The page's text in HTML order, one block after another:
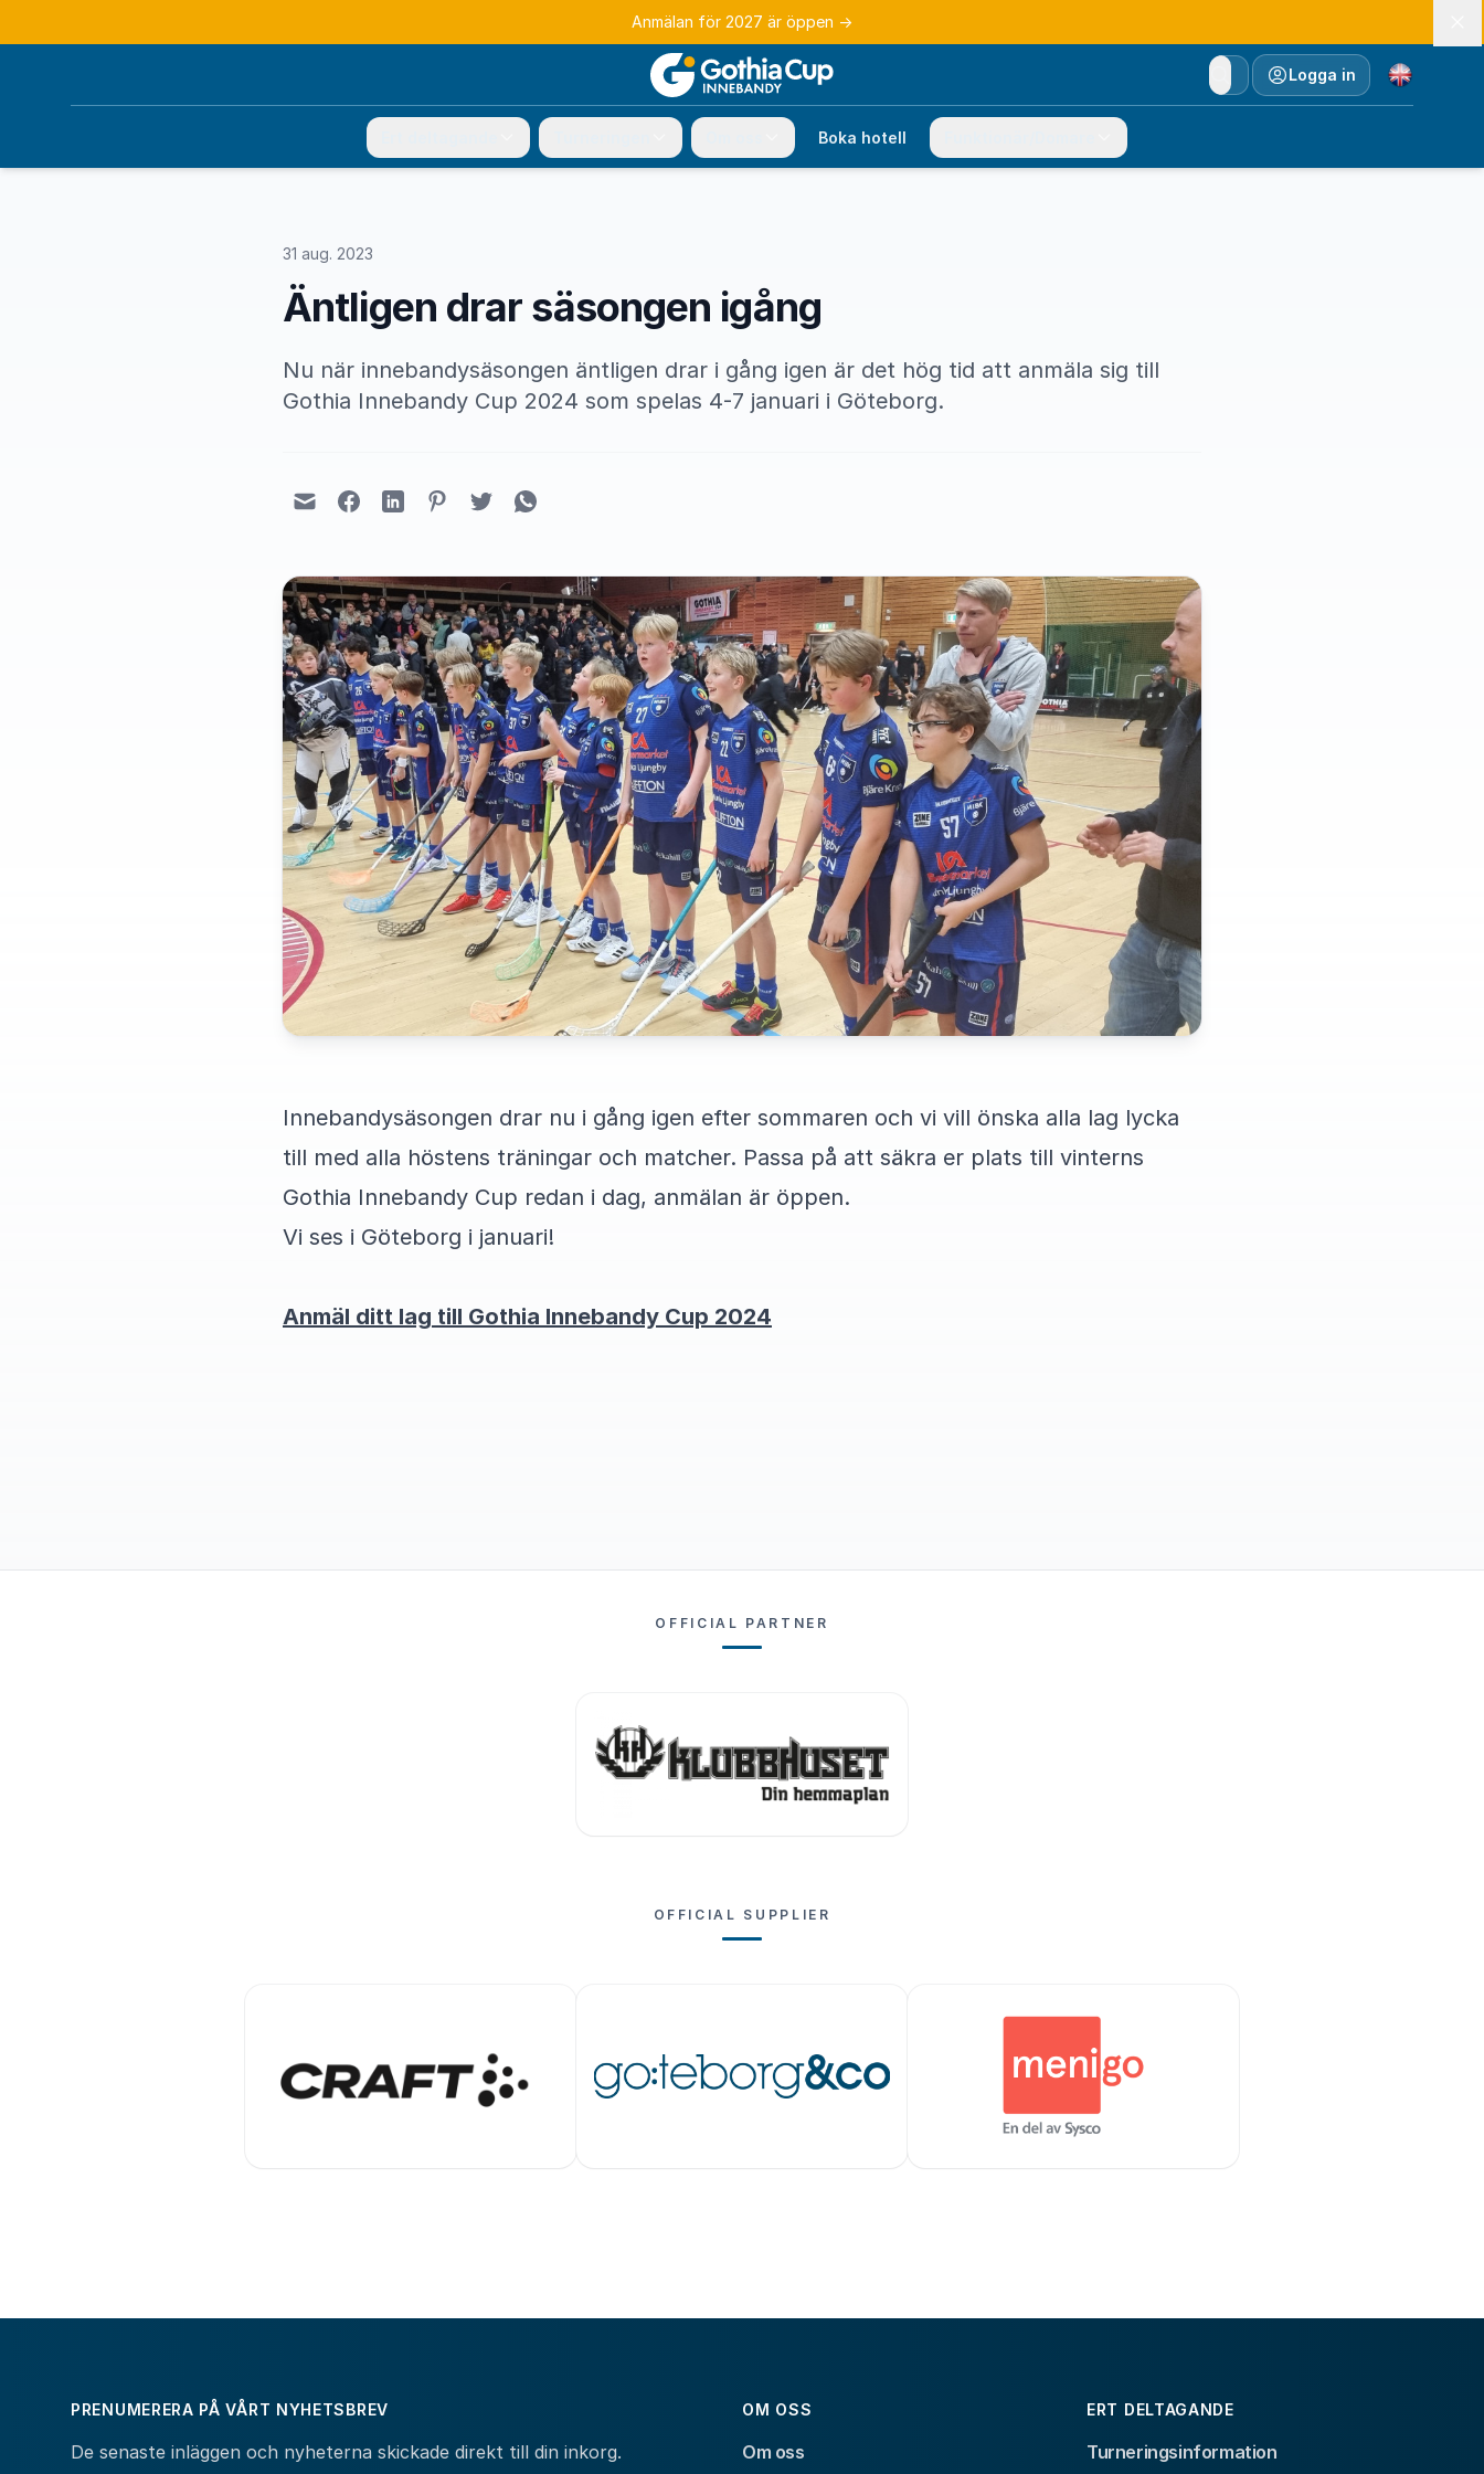
Anmälan för 2027 är öppen →
Logga in
Currency
Boka hotell
31 aug. 2023
Äntligen drar säsongen igång
Nu när innebandysäsongen äntligen drar i gång igen är det hög tid att anmäla sig till
Gothia Innebandy Cup 2024 som spelas 4-7 januari i Göteborg.
Innebandysäsongen drar nu i gång igen efter sommaren och vi vill önska alla lag lycka
till med alla höstens träningar och matcher. Passa på att säkra er plats till vinterns
Gothia Innebandy Cup redan i dag, anmälan är öppen.
Vi ses i Göteborg i januari!
Anmäl ditt lag till Gothia Innebandy Cup 2024
OFFICIAL PARTNER
OFFICIAL SUPPLIER
PRENUMERERA PÅ VÅRT NYHETSBREV
De senaste inläggen och nyheterna skickade direkt till din inkorg.
OM OSS
Om oss
ERT DELTAGANDE
Turneringsinformation